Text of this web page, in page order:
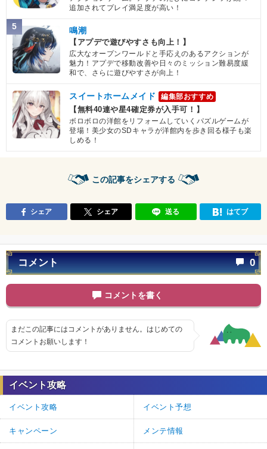
追加されてプレイ満足度が高い！
5 鳴潮
【アプデで遊びやすさも向上！】
広大なオープンワールドと手応えのあるアクションが
魅力！アプデで移動改善や日々のミッション難易度緩
和で、さらに遊びやすさが向上！
スイートホームメイド 編集部おすすめ
【無料40連や星4確定券が入手可！】
ボロボロの洋館をリフォームしていくパズルゲームが
登場！美少女のSDキャラが洋館内を歩き回る様子も楽
しめる！
この記事をシェアする
シェア シェア 送る はてブ
コメント 0
コメントを書く
まだこの記事にはコメントがありません。はじめての
コメントお願いします！
イベント攻略
イベント攻略 イベント予想
キャンペーン メンテ情報